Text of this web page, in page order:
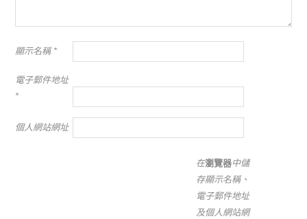
顯示名稱 *
電子郵件地址
*
個人網站網址
在瀏覽器中儲
存顯示名稱、
電子郵件地址
及個人網站網